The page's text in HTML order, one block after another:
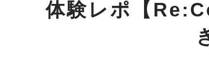
体験レポ【